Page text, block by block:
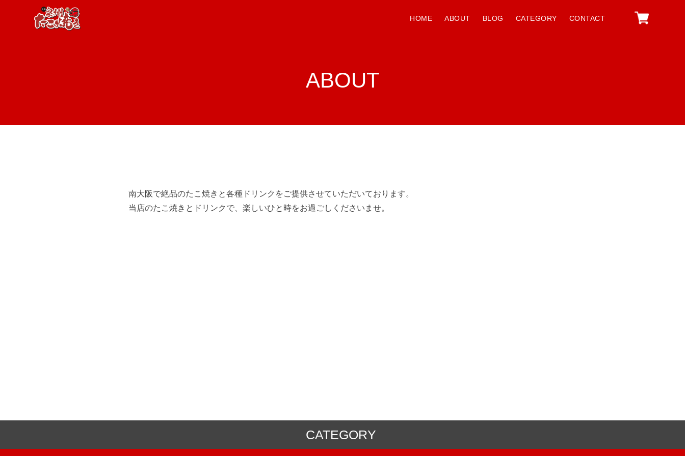
HOME ABOUT BLOG CATEGORY CONTACT
ABOUT
南大阪で絶品のたこ焼きと各種ドリンクをご提供させていただいております。
当店のたこ焼きとドリンクで、楽しいひと時をお過ごしくださいませ。
CATEGORY
ミックス粉 冷凍食品